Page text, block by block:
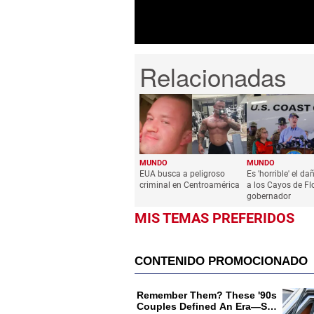
MUNDO
EUA busca a peligroso
criminal en Centroamérica
MUNDO
Es 'horrible' el
a los Cayos de
gobernador
MIS TEMAS PREFERIDOS